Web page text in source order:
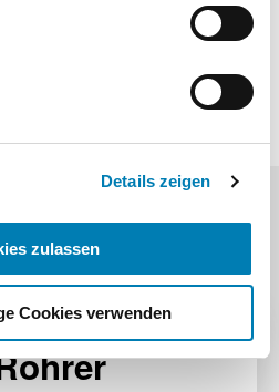
Bedürfnisse individuell
Einwilligung jederzeit mit
Details zeigen
zulassen
Cookies verwenden